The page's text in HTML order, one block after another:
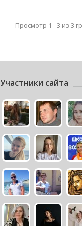
Просмотр 1 - 3 из 3
Участники сайта